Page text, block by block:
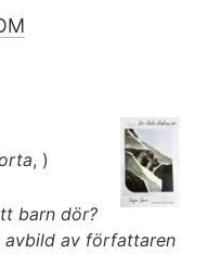
, )
barn dör?
avbild av författaren